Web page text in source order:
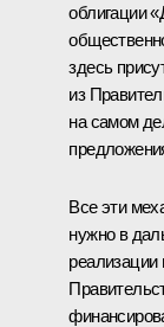
облигации
здесь
из
на самом
Все эти
нужно в
реализации